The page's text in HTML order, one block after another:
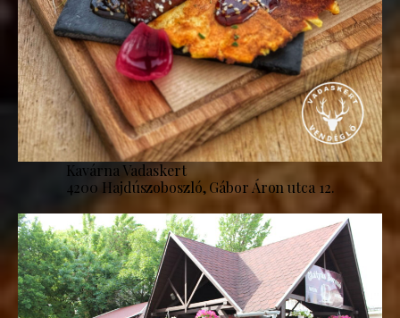
Kavárna Vadaskert
4200 Hajdúszoboszló, Gábor Áron utca 12.